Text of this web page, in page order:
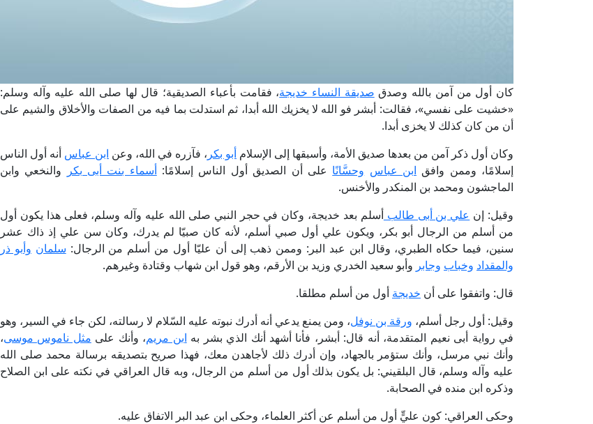
كان أول من آمن بالله وصدق صديقة النساء خديجة، فقامت بأعباء الصديقية؛ قال لها صلى الله عليه وآله وسلم:
«خشيت على نفسي»، فقالت: أبشر فو الله لا يخزيك الله أبدا، ثم استدلت بما فيه من الصفات والأخلاق والشيم على
أن من كان كذلك لا يخزى أبدا.
وكان أول ذكر آمن من بعدها صديق الأمة، وأسبقها إلى الإسلام أبو بكر ، فآزره في الله، وعن ابن عباس أنه أول الناس
إسلامًا، وممن وافق ابن عباس وحسَّانًا على أن الصديق أول الناس إسلامًا:أسماء بنت أبى بكر
والنخعي وابن
الماجشون ومحمد بن المنكدر والأخنس.
وقيل: إن علي بن أبى طالبأسلم بعد خديجة، وكان في حجر النبي صلى الله عليه وآله وسلم، فعلى هذا يكون أول
من أسلم من الرجال أبو بكر، ويكون علي أول صبي أسلم، لأنه كان صبيّا لم يدرك، وكان سن علي إذ ذاك عشر
سنين، فيما حكاه الطبري، وقال ابن عبد البر: وممن ذهب إلى أن عليّا أول من أسلم من الرجال: سلمان وأبو ذر
والمقداد وخباب وجابر وأبو سعيد الخدري وزيد بن الأرقم، وهو قول ابن شهاب وقتادة وغيرهم.
قال: واتفقوا على أن خديجة أول من أسلم مطلقا.
وقيل: أول رجل أسلم، ورقة بن نوفل، ومن يمنع يدعي أنه أدرك نبوته عليه السّلام لا رسالته، لكن جاء في السير، وهو
في رواية أبى نعيم المتقدمة، أنه قال: أبشر، فأنا أشهد أنك الذي بشر به ابن مريم، وأنك على مثل ناموس موسى،
وأنك نبي مرسل، وأنك ستؤمر بالجهاد، وإن أدرك ذلك لأجاهدن معك، فهذا صريح بتصديقه برسالة محمد صلى الله
عليه وآله وسلم، قال البلقيني: بل يكون بذلك أول من أسلم من الرجال، وبه قال العراقي في نكته على ابن الصلاح
وذكره ابن منده في الصحابة.
وحكى العراقي: كون عليٍّ أول من أسلم عن أكثر العلماء، وحكى ابن عبد البر الاتفاق عليه.